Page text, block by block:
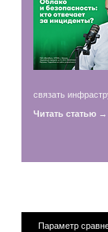
связать
Читать статью →
Параметр